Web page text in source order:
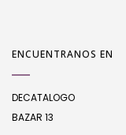
ENCUENTRANOS EN
DECATALOGO
BAZAR 13